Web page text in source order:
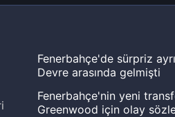
Fenerbahçe'de sürpriz
Devre arasında gelmişti
Fenerbahçe'nin yeni
Greenwood için olay